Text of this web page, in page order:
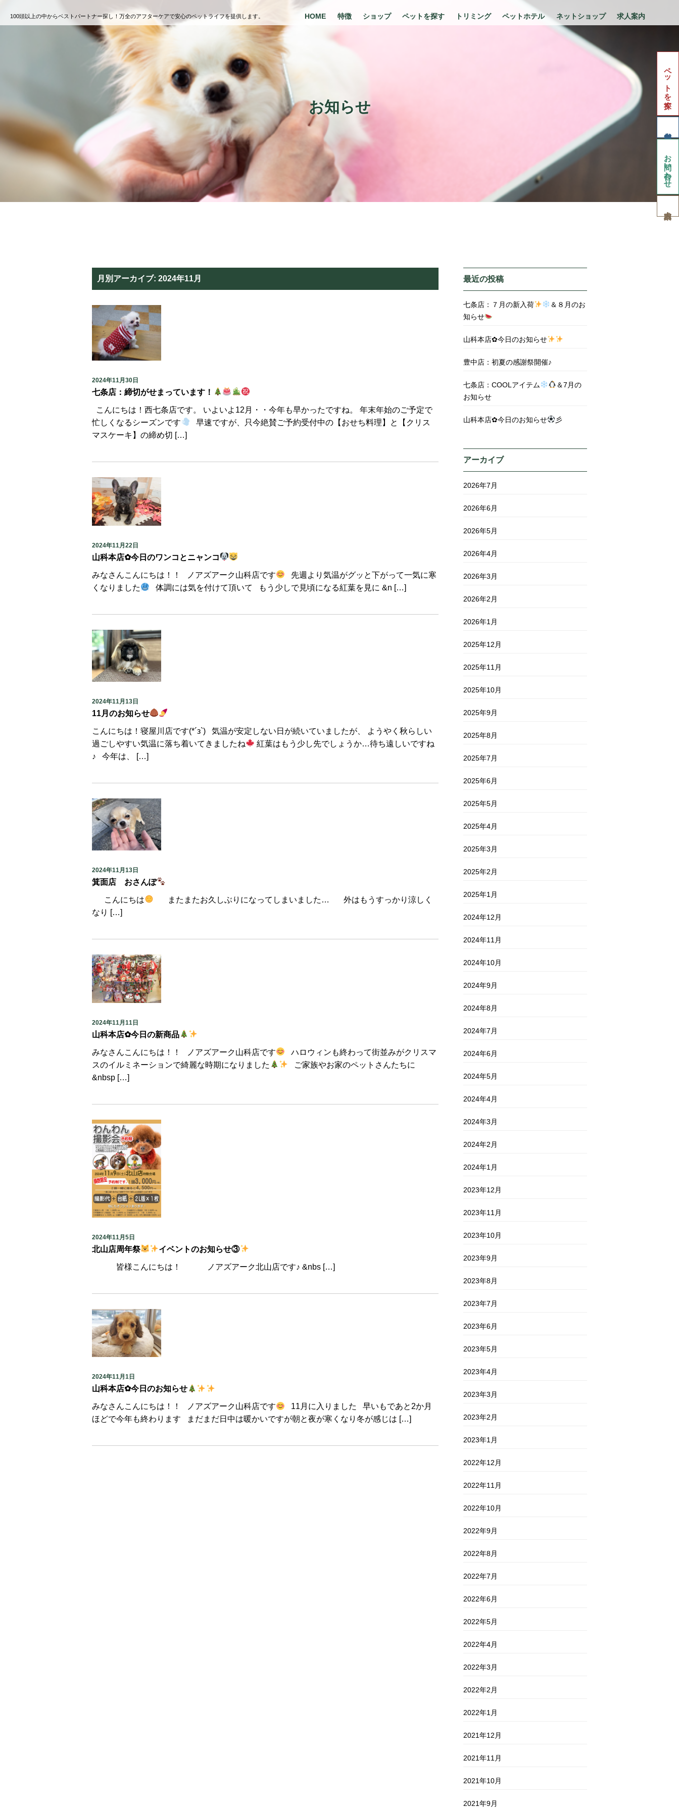
お知らせ
100頭以上の中からベストパートナー探し！万全のアフターケアで安心のペットライフを提供します。 HOME 特徴 ショップ ペットを探す トリミング ペットホテル ネットショップ 求人案内
ペットを探す
お問い合わせ
月別アーカイブ: 2024年11月
2024年11月30日
七条店：締切がせまっています！
こんにちは！西七条店です。 いよいよ12月・・今年も早かったですね。 年末年始のご予定で
忙しくなるシーズンです
早速ですが、只今絶賛ご予約受付中の【おせち料理】と【クリス
マスケーキ】の締め切 […]
2024年11月22日
山科本店✿今日のワンコとニャンコ
みなさんこんにちは！！ ノアズアーク山科店です
先週より気温がグッと下がって一気に寒
くなりました
体調には気を付けて頂いて もう少しで見頃になる紅葉を見に &n […]
2024年11月13日
11月のお知らせ
こんにちは！寝屋川店です(*´з`) 気温が安定しない日が続いていましたが、 ようやく秋らしい
過ごしやすい気温に落ち着いてきましたね
紅葉はもう少し先でしょうか…待ち遠しいですね
♪ 今年は、 […]
2024年11月13日
箕面店 おさんぽ
こんにちは
またまたお久しぶりになってしまいました… 外はもうすっかり涼しく
なり […]
2024年11月11日
山科本店✿今日の新商品
みなさんこんにちは！！ ノアズアーク山科店です
ハロウィンも終わって街並みがクリスマ
スのイルミネーションで綺麗な時期になりました
ご家族やお家のペットさんたちに
&nbsp […]
2024年11月5日
北山店周年祭 イベントのお知らせ③
皆様こんにちは！ ノアズアーク北山店です♪ &nbs […]
2024年11月1日
山科本店✿今日のお知らせ
みなさんこんにちは！！ ノアズアーク山科店です
11月に入りました 早いもであと2か月
ほどで今年も終わります まだまだ日中は暖かいですが朝と夜が寒くなり冬が感じは […]
最近の投稿
七条店：７月の新入荷
＆８月のお
知らせ
山科本店✿今日のお知らせ
豊中店：初夏の感謝祭開催♪
七条店：COOLアイテム
＆7月の
お知らせ
山科本店✿今日のお知らせ 彡
アーカイブ
2026年7月
2026年6月
2026年5月
2026年4月
2026年3月
2026年2月
2026年1月
2025年12月
2025年11月
2025年10月
2025年9月
2025年8月
2025年7月
2025年6月
2025年5月
2025年4月
2025年3月
2025年2月
2025年1月
2024年12月
2024年11月
2024年10月
2024年9月
2024年8月
2024年7月
2024年6月
2024年5月
2024年4月
2024年3月
2024年2月
2024年1月
2023年12月
2023年11月
2023年10月
2023年9月
2023年8月
2023年7月
2023年6月
2023年5月
2023年4月
2023年3月
2023年2月
2023年1月
2022年12月
2022年11月
2022年10月
2022年9月
2022年8月
2022年7月
2022年6月
2022年5月
2022年4月
2022年3月
2022年2月
2022年1月
2021年12月
2021年11月
2021年10月
2021年9月